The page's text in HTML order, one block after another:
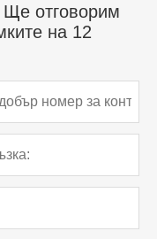
Ще отговорим
на 12